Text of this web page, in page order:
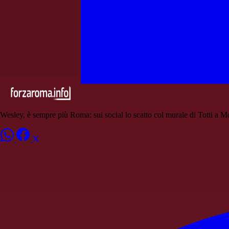
Wesley, è sempre più Roma: sui social lo scatto col murale di Totti a